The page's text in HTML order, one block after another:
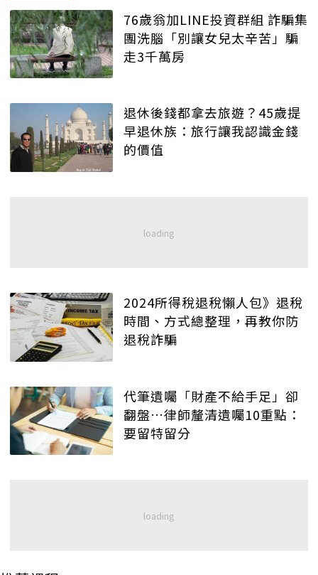
76歲翁加LINE投資群組 詐騙集
團洗腦「別讓女兒太辛苦」騙
走3千萬房
退休後錢都拿去旅遊？45歲提
早退休族：旅行讓我認識金錢
的價值
2024所得稅退稅懶人包》退稅
時間、方式總整理，再教你防
退稅詐騙
代筆遺囑「財產不給手足」卻
翻盤…律師釐清遺囑10重點：
要留特留分